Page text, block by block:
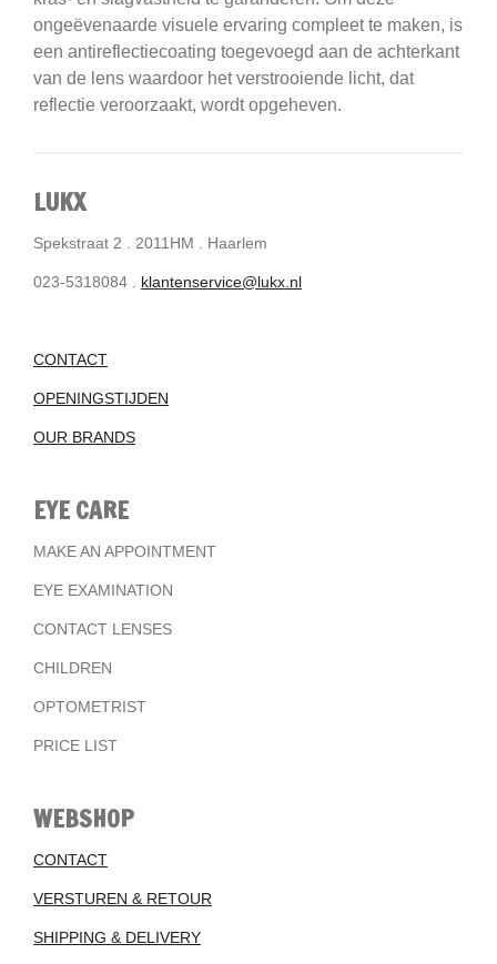
ongeëvenaarde visuele ervaring compleet te maken, is
een antireflectiecoating toegevoegd aan de achterkant
van de lens waardoor het verstrooiende licht, dat
reflectie veroorzaakt, wordt opgeheven.
LUKX
Spekstraat 2 . 2011HM . Haarlem
023-5318084 . klantenservice@lukx.nl
CONTACT
OPENINGSTIJDEN
OUR BRANDS
EYE CARE
MAKE AN APPOINTMENT
EYE EXAMINATION
CONTACT LENSES
CHILDREN
OPTOMETRIST
PRICE LIST
WEBSHOP
CONTACT
VERSTUREN & RETOUR
SHIPPING & DELIVERY